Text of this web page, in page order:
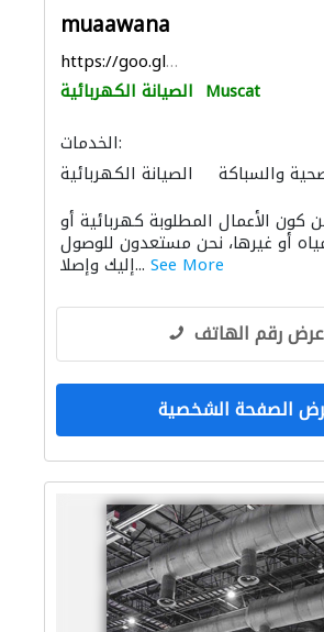
muaawana
https://goo.gl/maps/nem5CdJ5wdvUY34p8
الصيانة الكهربائية Muscat
الخدمات:
الصيانة الكهربائية
والسباكة
كون الأعمال المطلوبة كهربائية أو
أو غيرها، نحن مستعدون للوصول
إليك وإصلا... See More
عرض رقم الهاتف
الصفحة الشخصية